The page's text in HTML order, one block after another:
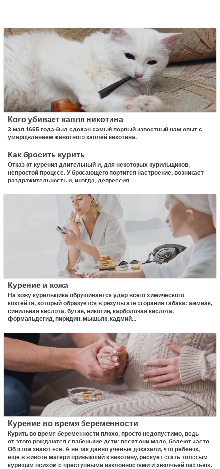
Кого убивает капля никотина
3 мая 1665 года был сделан самый первый известный нам опыт с
умерщвлением животного каплей никотина.
Как бросить курить
Отказ от курения длительный и, для некоторых курильщиков,
непростой процесс. У бросающего портится настроение, возникает
раздражительность и, иногда, депрессия.
Курение и кожа
На кожу курильщика обрушивается удар всего химического
коктейля, который образуется в результате сгорания табака: аммиак,
синильная кислота, бутан, никотин, карболовая кислота,
формальдегид, пиридин, мышьяк, кадмий...
Курение во время беременности
Курить во время беременности плохо, просто недопустимо, ведь
от этого рождаются слабенькие дети: весят они мало, болеют часто.
Об этом знают все. А не так давно ученые доказали, что ребенок,
еще в животе матери привыкший к никотину, рискует стать толстым
курящим психом с преступными наклонностями и «волчьей пастью».